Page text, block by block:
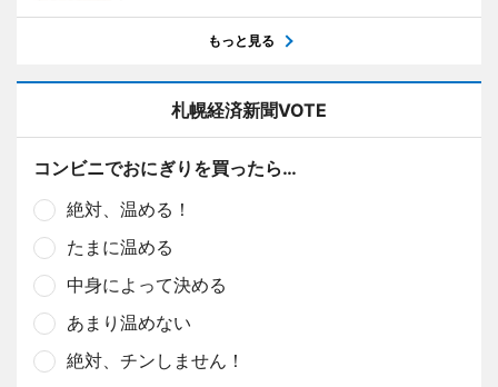
もっと見る
札幌経済新聞VOTE
コンビニでおにぎりを買ったら…
絶対、温める！
たまに温める
中身によって決める
あまり温めない
絶対、チンしません！